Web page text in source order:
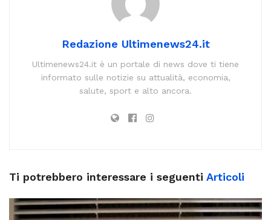
Redazione Ultimenews24.it
Ultimenews24.it è un portale di news dove ti tiene
informato sulle notizie su attualità, economia,
salute, sport e alto ancora.
Ti potrebbero interessare i seguenti Articoli